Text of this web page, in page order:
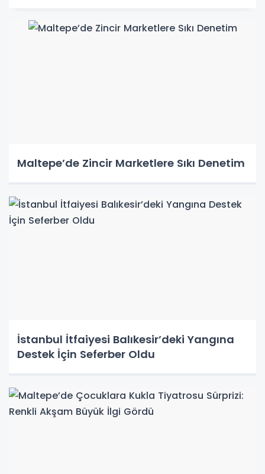
Maltepe’de Zincir Marketlere Sıkı Denetim
İstanbul İtfaiyesi Balıkesir’deki Yangına
Destek İçin Seferber Oldu